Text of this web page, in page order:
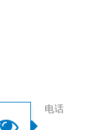
电话